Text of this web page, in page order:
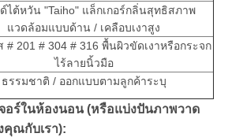
ไต้หวัน "Taiho" แล็กเกอร์กลิ่นสุทธิสภาพ
แวดล้อมแบบด้าน / เคลือบเงาสูง
# 201 # 304 # 316 พื้นผิวขัดเงาหรือกระจก
ไร้ลายนิ้วมือ
ธรรมชาติ / ออกแบบตามลูกค้าระบุ
อร์ในห้องนอน (หรือแบ่งปันภาพวาด
คุณกับเรา):